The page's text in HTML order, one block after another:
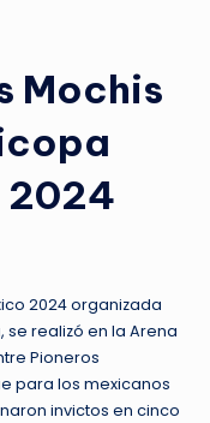
Mochis
2024
2024 organizada
se realizó en la Arena
Pioneros
para los mexicanos
invictos en cinco